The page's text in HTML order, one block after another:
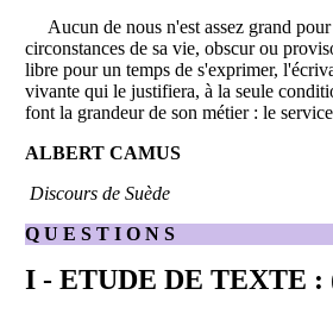
Aucun de nous n'est assez grand
circonstances de sa vie, obscur ou
libre pour un temps de s'exprimer,
vivante qui le justifiera, à la seule
font la grandeur de son métier : le
ALBERT CAMUS
Discours de Suède
Q U E S T I O N S
I - ETUDE DE TEXTE :